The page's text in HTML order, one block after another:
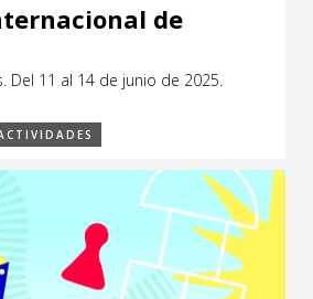
de
Del 11 al 14 de junio de 2025.